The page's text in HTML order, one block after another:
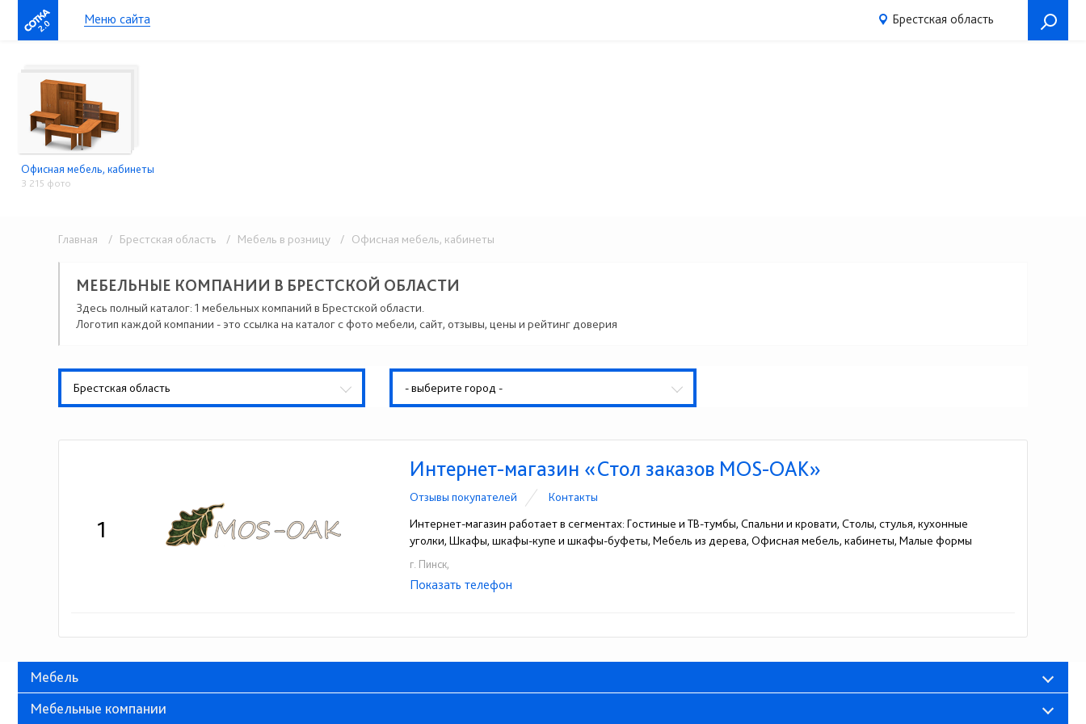
2.0 Меню сайта Брестская область
Офисная мебель, кабинеты
3 215 фото
Главная / Брестская область / Мебель в розницу / Офисная мебель, кабинеты
МЕБЕЛЬНЫЕ КОМПАНИИ В БРЕСТСКОЙ ОБЛАСТИ
Здесь полный каталог: 1 мебельных компаний в Брестской области.
Логотип каждой компании - это ссылка на каталог с фото мебели, сайт, отзывы, цены и рейтинг доверия
Брестская область - выберите город -
1
Интернет-магазин «Стол заказов MOS-OAK»
Отзывы покупателей
Контакты
Интернет-магазин работает в сегментах: Гостиные и ТВ-тумбы, Спальни и кровати, Столы, стулья, кухонные
уголки, Шкафы, шкафы-купе и шкафы-буфеты, Мебель из дерева, Офисная мебель, кабинеты, Малые формы
г. Пинск,
☎+375 (29) 959-63-75
Показать телефон
Мебель
Мебельные компании